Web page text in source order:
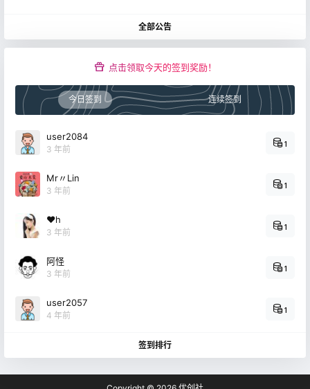
全部公告
点击领取今天的签到奖励！
今日签到 连续签到
user2084
3 年前
1
Mr〃Lin
3 年前
1
❤h
3 年前
1
阿怪
3 年前
1
user2057
4 年前
1
签到排行